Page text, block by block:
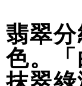
翡翠
色。